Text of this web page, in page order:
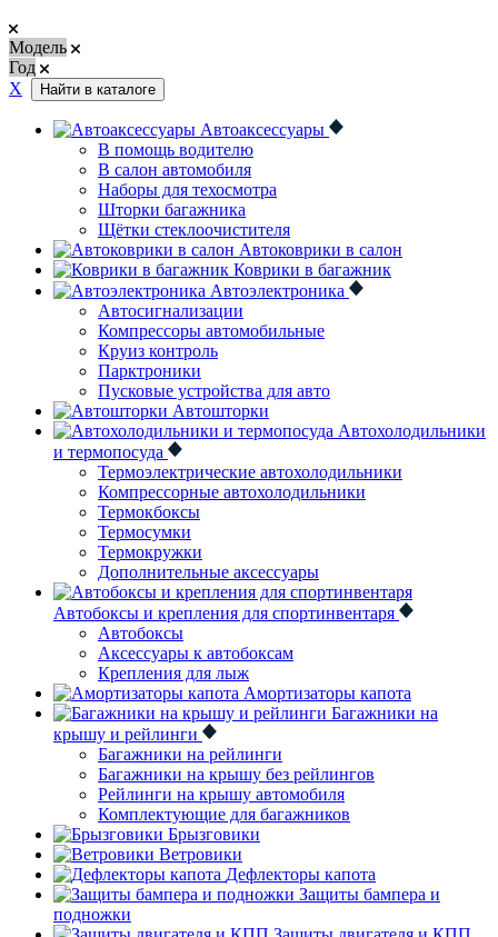
Модель
Год
Х
Найти в каталоге
Автоаксессуары
В помощь водителю
В салон автомобиля
Наборы для техосмотра
Шторки багажника
Щётки стеклоочистителя
Автоковрики в салон
Коврики в багажник
Автоэлектроника
Автосигнализации
Компрессоры автомобильные
Круиз контроль
Парктроники
Пусковые устройства для авто
Автошторки
Автохолодильники
и термопосуда
Термоэлектрические автохолодильники
Компрессорные автохолодильники
Термокбоксы
Термосумки
Термокружки
Дополнительные аксессуары
Автобоксы и крепления для спортинвентаря
Автобоксы
Аксессуары к автобоксам
Крепления для лыж
Амортизаторы капота
Багажники на
крышу и рейлинги
Багажники на рейлинги
Багажники на крышу без рейлингов
Рейлинги на крышу автомобиля
Комплектующие для багажников
Брызговики
Ветровики
Дефлекторы капота
Защиты бампера и
подножки